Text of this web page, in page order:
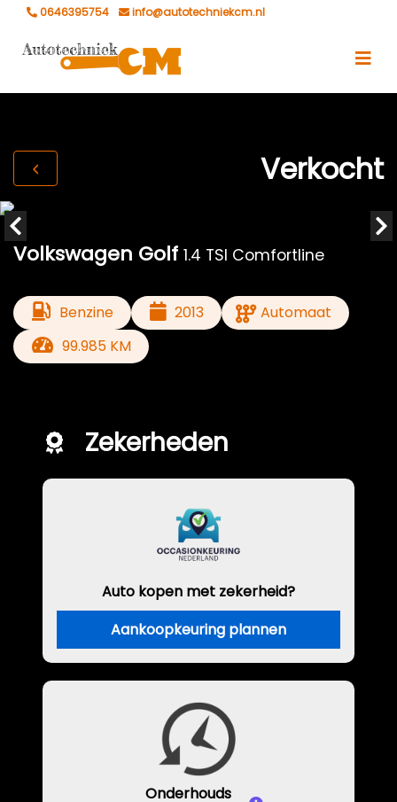
0646395754 info@autotechniekcm.nl
Verkocht
Volkswagen Golf 1.4 TSI Comfortline
Benzine 2013
Automaat
99.985 KM
Zekerheden
Auto kopen met zekerheid?
Aankoopkeuring plannen
Onderhouds